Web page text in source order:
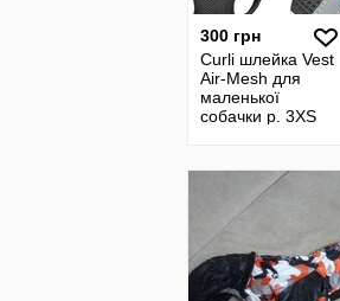
300 грн
Curli шлейка Vest
Air-Mesh для
маленької
собачки р. 3XS